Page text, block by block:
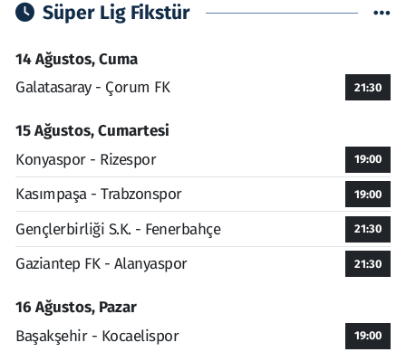
Süper Lig Fikstür
14 Ağustos, Cuma
Galatasaray - Çorum FK
21:30
15 Ağustos, Cumartesi
Konyaspor - Rizespor
19:00
Kasımpaşa - Trabzonspor 19:00
Gençlerbirliği S.K. - Fenerbahçe 21:30
Gaziantep FK - Alanyaspor 21:30
16 Ağustos, Pazar
Başakşehir - Kocaelispor
19:00